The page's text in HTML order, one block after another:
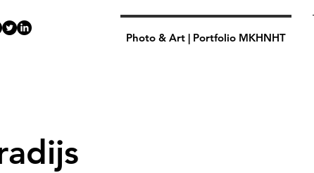
Photo & Art | Portfolio MKHNHT